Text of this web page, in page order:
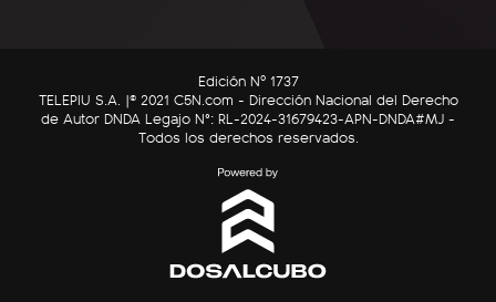
C5N Autos
RatingCero
Edición Nº 1737
TELEPIU S.A. |© 2021 C5N.com - Dirección Nacional del Derecho
de Autor DNDA Legajo N°: RL-2024-31679423-APN-DNDA#MJ -
Todos los derechos reservados.